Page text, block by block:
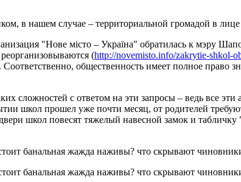
в нашем случае – территориальной громадой в
"Нове місто – Україна" обратилась к мэру
(http://novemisto.info/zakrytie-shkol-
общественность имеет полное право
сложностей с ответом на эти запросы – ведь все
школ прошел уже почти месяц, от родителей
школ повесят тяжелый навесной замок и